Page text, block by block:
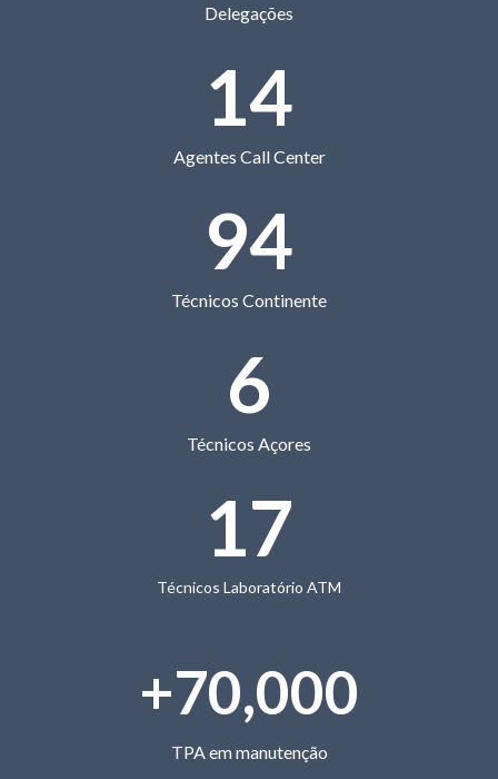
Delegações
14
Agentes Call Center
94
Técnicos Continente
6
Técnicos Açores
17
Técnicos Laboratório ATM
+70,000
TPA em manutenção